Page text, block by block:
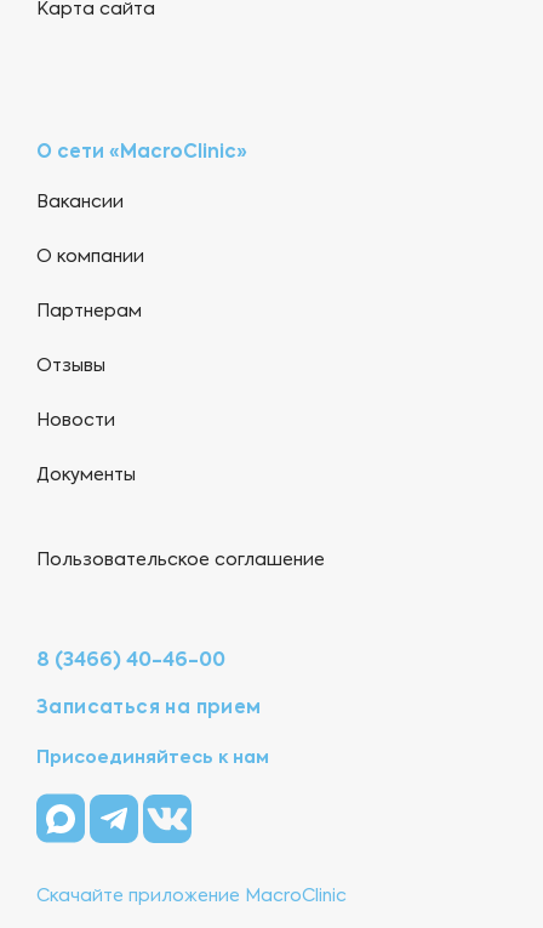
Карта сайта
О сети «MacroClinic»
Вакансии
О компании
Партнерам
Отзывы
Новости
Документы
Пользовательское соглашение
8 (3466) 40-46-00
Записаться на прием
Присоединяйтесь к нам
Скачайте приложение MacroClinic